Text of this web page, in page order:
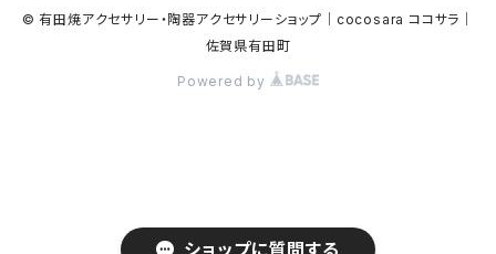
ショップに質問する
ハロウィン
カメラ
カメラ
ラッコ
© 有田焼アクセサリー・陶器アクセサリーショップ｜cocosara ココサラ｜
佐賀県有田町
Powered by